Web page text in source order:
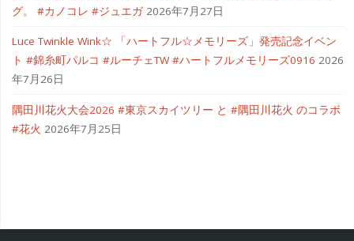
グ。 #カノコレ #ジュエガ 2026年7月27日
Luce Twinkle Wink☆ 「ハートフル☆メモリーズ」発売記念イベン
ト #錦糸町パルコ #ルーチェTW #ハートフルメモリーズ0916 2026
年7月26日
隅田川花火大会2026 #東京スカイツリー と #隅田川花火 のコラボ
#花火 2026年7月25日